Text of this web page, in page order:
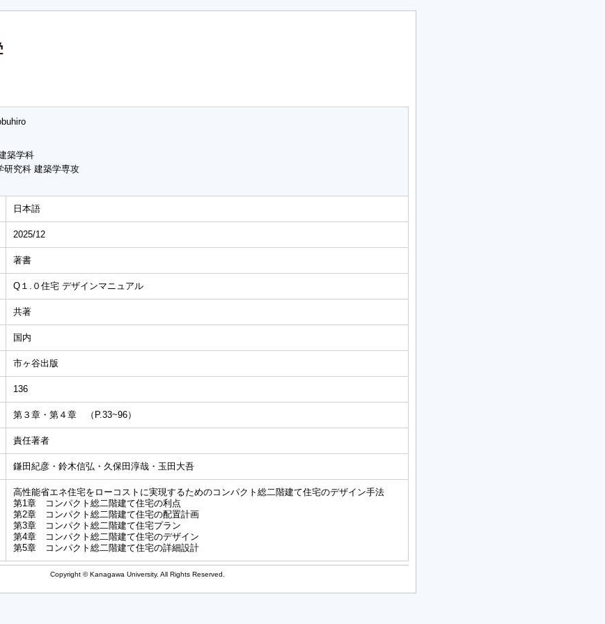
築学科
究科 建築学専攻
日本語
2025/12
著書
Q１.０住宅 デザインマニュアル
共著
国内
市ヶ谷出版
136
第３章・第４章 （P.33~96）
責任著者
鎌田紀彦・鈴木信弘・久保田淳哉・玉田大吾
高性能省エネ住宅をローコストに実現するためのコンパクト総二階建て住宅のデザイン手法
第1章 コンパクト総二階建て住宅の利点
第2章 コンパクト総二階建て住宅の配置計画
第3章 コンパクト総二階建て住宅プラン
第4章 コンパクト総二階建て住宅のデザイン
第5章 コンパクト総二階建て住宅の詳細設計
Copyright © Kanagawa University. All Rights Reserved.